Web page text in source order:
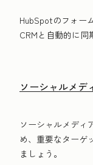
HubSpotのフォー
CRMと自動的に同
ソーシャルメデ
ソーシャルメディ
め、重要なターゲ
ましょう。